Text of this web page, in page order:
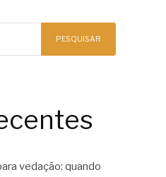
PESQUISAR
vedação: quando